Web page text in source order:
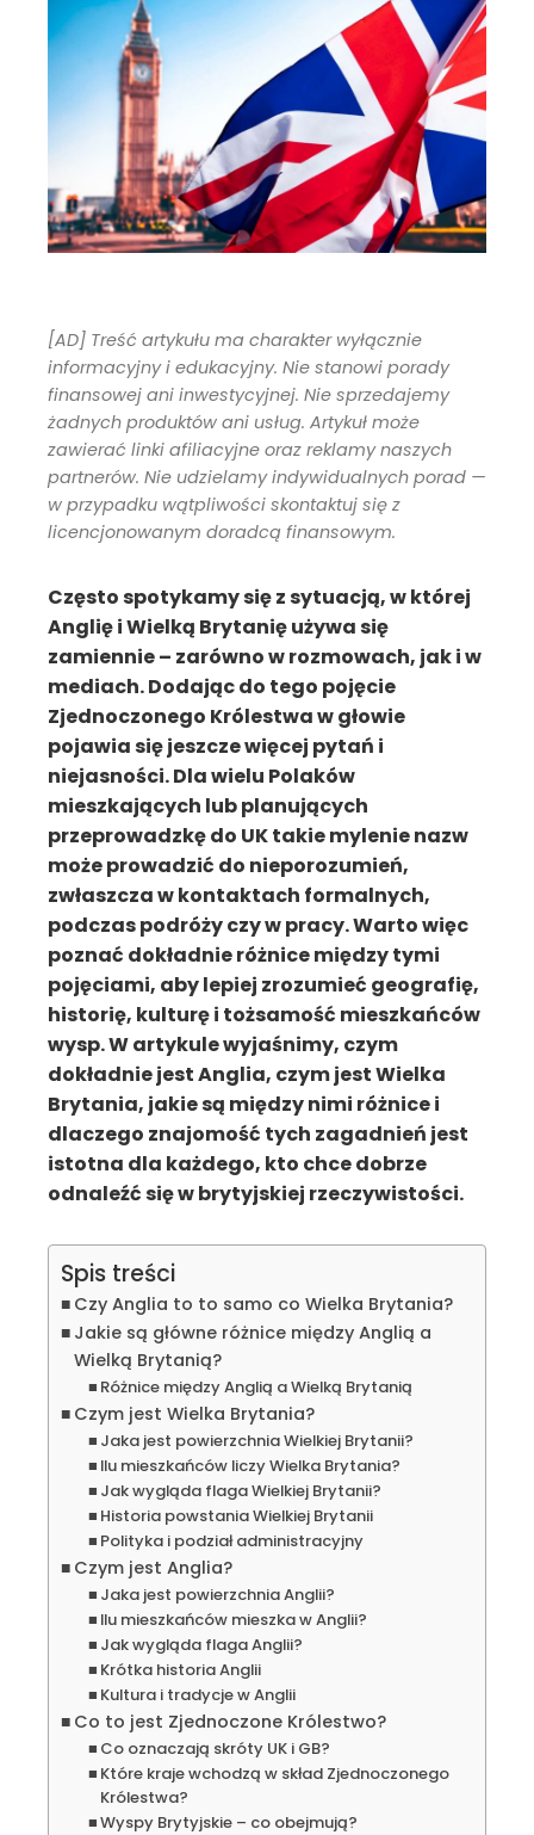
[AD] Treść artykułu ma charakter wyłącznie
informacyjny i edukacyjny. Nie stanowi porady
finansowej ani inwestycyjnej. Nie sprzedajemy
żadnych produktów ani usług. Artykuł może
zawierać linki afiliacyjne oraz reklamy naszych
partnerów. Nie udzielamy indywidualnych porad —
w przypadku wątpliwości skontaktuj się z
licencjonowanym doradcą finansowym.
Często spotykamy się z sytuacją, w której
Anglię i Wielką Brytanię używa się
zamiennie – zarówno w rozmowach, jak i w
mediach. Dodając do tego pojęcie
Zjednoczonego Królestwa w głowie
pojawia się jeszcze więcej pytań i
niejasności. Dla wielu Polaków
mieszkających lub planujących
przeprowadzkę do UK takie mylenie nazw
może prowadzić do nieporozumień,
zwłaszcza w kontaktach formalnych,
podczas podróży czy w pracy. Warto więc
poznać dokładnie różnice między tymi
pojęciami, aby lepiej zrozumieć geografię,
historię, kulturę i tożsamość mieszkańców
wysp. W artykule wyjaśnimy, czym
dokładnie jest Anglia, czym jest Wielka
Brytania, jakie są między nimi różnice i
dlaczego znajomość tych zagadnień jest
istotna dla każdego, kto chce dobrze
odnaleźć się w brytyjskiej rzeczywistości.
Spis treści
Czy Anglia to to samo co Wielka Brytania?
Jakie są główne różnice między Anglią a
Wielką Brytanią?
Różnice między Anglią a Wielką Brytanią
Czym jest Wielka Brytania?
Jaka jest powierzchnia Wielkiej Brytanii?
Ilu mieszkańców liczy Wielka Brytania?
Jak wygląda flaga Wielkiej Brytanii?
Historia powstania Wielkiej Brytanii
Polityka i podział administracyjny
Czym jest Anglia?
Jaka jest powierzchnia Anglii?
Ilu mieszkańców mieszka w Anglii?
Jak wygląda flaga Anglii?
Krótka historia Anglii
Kultura i tradycje w Anglii
Co to jest Zjednoczone Królestwo?
Co oznaczają skróty UK i GB?
Które kraje wchodzą w skład Zjednoczonego
Królestwa?
Wyspy Brytyjskie – co obejmują?